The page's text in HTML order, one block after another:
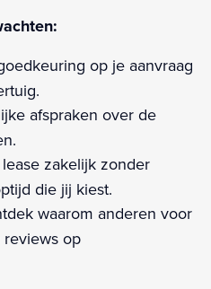
op je aanvraag
afspraken over de
zakelijk zonder
die jij kiest.
waarom anderen voor
op